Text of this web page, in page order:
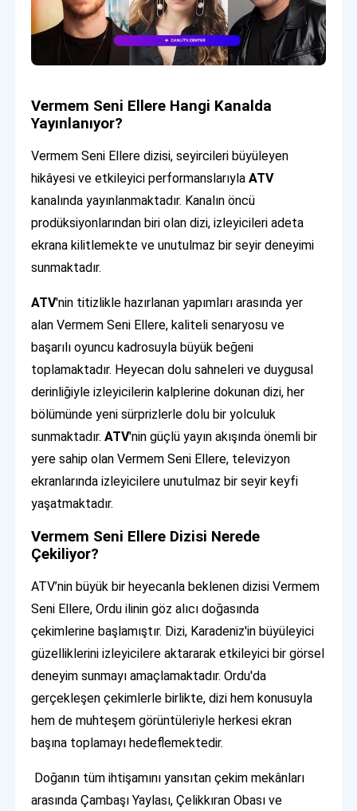
Vermem Seni Ellere Hangi Kanalda
Yayınlanıyor?
Vermem Seni Ellere dizisi, seyircileri büyüleyen
hikâyesi ve etkileyici performanslarıylaATV
kanalında yayınlanmaktadır. Kanalın öncü
prodüksiyonlarından biri olan dizi, izleyicileri adeta
ekrana kilitlemekte ve unutulmaz bir seyir deneyimi
sunmaktadır.
ATV'nin titizlikle hazırlanan yapımları arasında yer
alan Vermem Seni Ellere, kaliteli senaryosu ve
başarılı oyuncu kadrosuyla büyük beğeni
toplamaktadır. Heyecan dolu sahneleri ve duygusal
derinliğiyle izleyicilerin kalplerine dokunan dizi, her
bölümünde yeni sürprizlerle dolu bir yolculuk
sunmaktadır.ATV'nin güçlü yayın akışında önemli bir
yere sahip olan Vermem Seni Ellere, televizyon
ekranlarında izleyicilere unutulmaz bir seyir keyfi
yaşatmaktadır.
Vermem Seni Ellere Dizisi Nerede
Çekiliyor?
ATV’nin büyük bir heyecanla beklenen dizisi Vermem
Seni Ellere, Ordu ilinin göz alıcı doğasında
çekimlerine başlamıştır. Dizi, Karadeniz'in büyüleyici
güzelliklerini izleyicilere aktararak etkileyici bir görsel
deneyim sunmayı amaçlamaktadır. Ordu'da
gerçekleşen çekimlerle birlikte, dizi hem konusuyla
hem de muhteşem görüntüleriyle herkesi ekran
başına toplamayı hedeflemektedir.
Doğanın tüm ihtişamını yansıtan çekim mekânları
arasında Çambaşı Yaylası, Çelikkıran Obası ve